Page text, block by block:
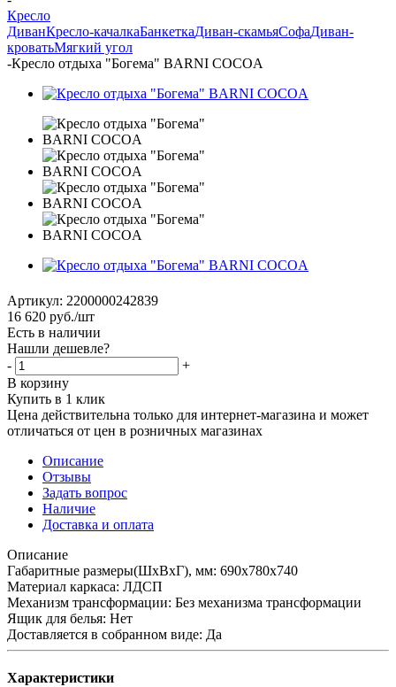
Кресло
ДиванКресло-качалкаБанкеткаДиван-скамьяСофаДиван-
кроватьМягкий угол
-Кресло отдыха "Богема" BARNI COCOA
Артикул: 2200000242839
16 620 руб./шт
Есть в наличии
Нашли дешевле?
-
+
В корзину
Купить в 1 клик
Цена действительна только для интернет-магазина и может
отличаться от цен в розничных магазинах
Описание
Отзывы
Задать вопрос
Наличие
Доставка и оплата
Описание
Габаритные размеры(ШхВхГ), мм: 690х780х740
Материал каркаса: ЛДСП
Механизм трансформации: Без механизма трансформации
Ящик для белья: Нет
Доставляется в собранном виде: Да
Характеристики